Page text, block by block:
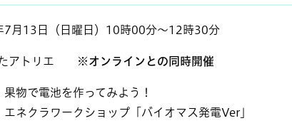
月13日（日曜日）10時00分～12時30分
たアトリエ ※オンラインとの同時開催
で電池を作ってみよう！
クショップ「バイオマス発電Ver」